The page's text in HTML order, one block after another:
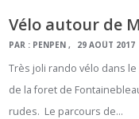
Vélo autour de
PAR : PENPEN 29 AOÛT 2017
Très joli rando vélo dans
de la foret de
rudes. Le parcours de…